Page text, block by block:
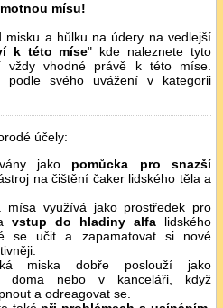
mísu!
misku a hůlku na údery na vedlejší
k této míse" kde naleznete tyto
vždy vhodné právě k této míse.
podle svého uvážení v kategorii
účely:
jako pomůcka pro snazší
na čištění čaker lidského těla a
mísa využívá jako prostředek pro
vstup do hladiny alfa lidského
se učit a zapamatovat si nové
miska dobře poslouží jako
doma nebo v kanceláři, když
a odreagovat se.